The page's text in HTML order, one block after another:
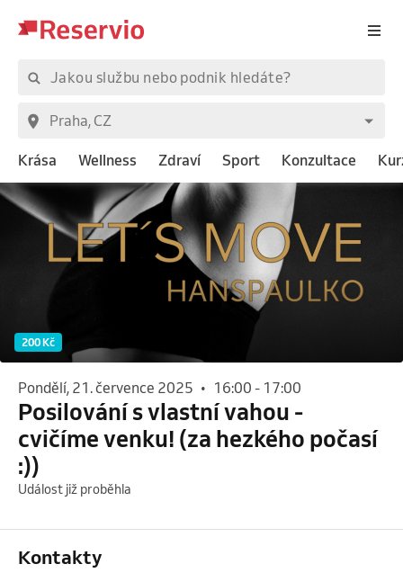
Krása Wellness Zdraví Sport Konzultace
200 Kč
pondělí, 21. července 2025 • 16:00 - 17:00
Posilování s vlastní vahou -
cvičíme venku! (za hezkého počasí
:))
Událost již proběhla
Kontakty